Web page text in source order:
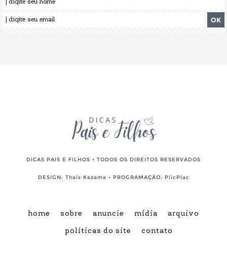
DICAS PAIS E FILHOS • TODOS OS DIREITOS RESERVADOS
DESIGN: Thais Kazama • PROGRAMAÇÃO: PlicPlac
home sobre anuncie mídia arquivo
políticas do site contato